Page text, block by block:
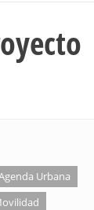
Urbana